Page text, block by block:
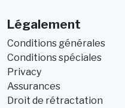
Légalement
Conditions générales
Conditions spéciales
Privacy
Assurances
Droit de rétractation